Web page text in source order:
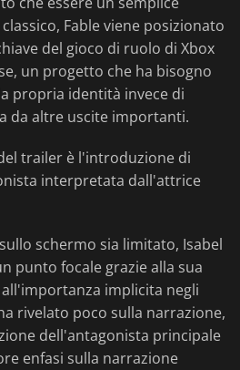
Fable viene posizionato
del gioco di ruolo di Xbox
un progetto che ha bisogno
propria identità invece di
da altre uscite importanti.
trailer è l'introduzione di
interpretata dall'attrice
schermo sia limitato, Isabel
punto focale grazie alla sua
implicita negli
rivelato poco sulla narrazione,
dell'antagonista principale
enfasi sulla narrazione